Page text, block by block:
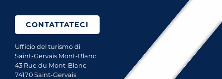
CONTATTATECI
Ufficio del turismo di
Saint-Gervais Mont-Blanc
43 Rue du Mont-Blanc
74170 Saint-Gervais